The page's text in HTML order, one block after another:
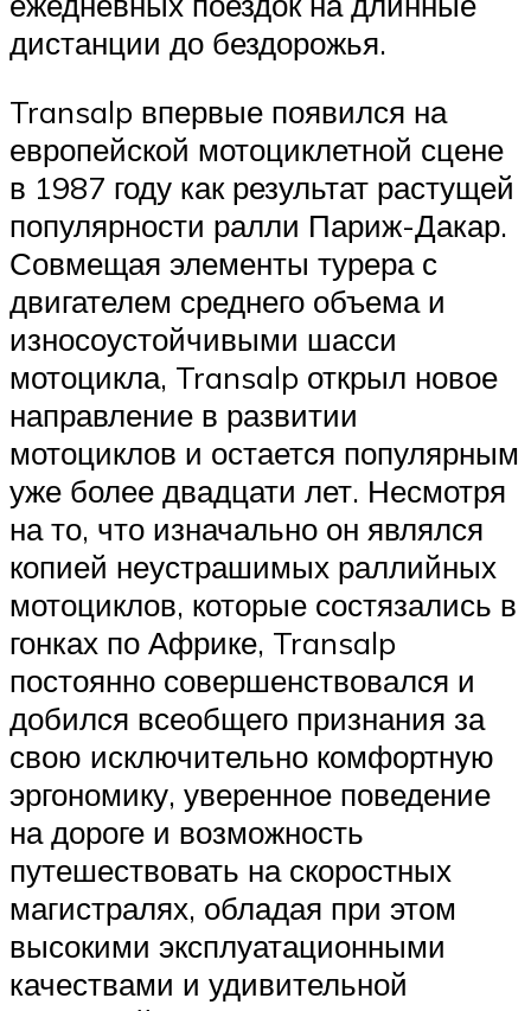
дистанции до бездорожья.
Transalp впервые появился на
европейской мотоциклетной сцене
в 1987 году как результат растущей
популярности ралли Париж-Дакар.
Совмещая элементы турера с
двигателем среднего объема и
износоустойчивыми шасси
мотоцикла, Transalp открыл новое
направление в развитии
мотоциклов и остается популярным
уже более двадцати лет. Несмотря
на то, что изначально он являлся
копией неустрашимых раллийных
мотоциклов, которые состязались в
гонках по Африке, Transalp
постоянно совершенствовался и
добился всеобщего признания за
свою исключительно комфортную
эргономику, уверенное поведение
на дороге и возможность
путешествовать на скоростных
магистралях, обладая при этом
высокими эксплуатационными
качествами и удивительной